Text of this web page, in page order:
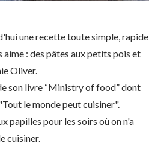
une recette toute simple, rapide
: des pâtes aux petits pois et
Oliver.
son livre “Ministry of food” dont
le monde peut cuisiner".
papilles pour les soirs où on n'a
cuisiner.